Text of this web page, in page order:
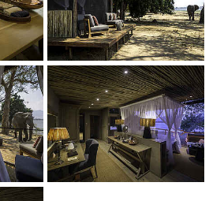
Show larger version